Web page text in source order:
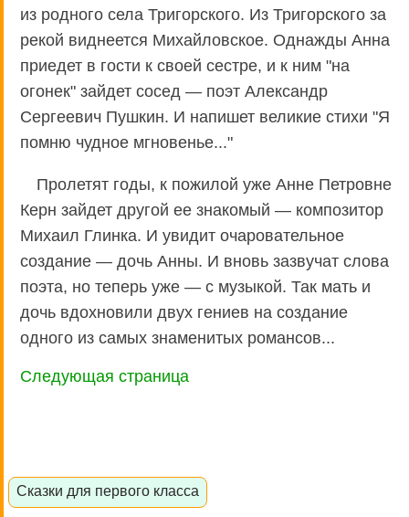
из родного села Тригорского. Из Тригорского за
рекой виднеется Михайловское. Однажды Анна
приедет в гости к своей сестре, и к ним "на
огонек" зайдет сосед — поэт Александр
Сергеевич Пушкин. И напишет великие стихи "Я
помню чудное мгновенье..."
Пролетят годы, к пожилой уже Анне Петровне
Керн зайдет другой ее знакомый — композитор
Михаил Глинка. И увидит очаровательное
создание — дочь Анны. И вновь зазвучат слова
поэта, но теперь уже — с музыкой. Так мать и
дочь вдохновили двух гениев на создание
одного из самых знаменитых романсов...
Следующая страница
Сказки для первого класса